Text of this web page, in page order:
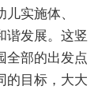
实施体、
谐发展。这竖
全部的出发点
的目标，大大